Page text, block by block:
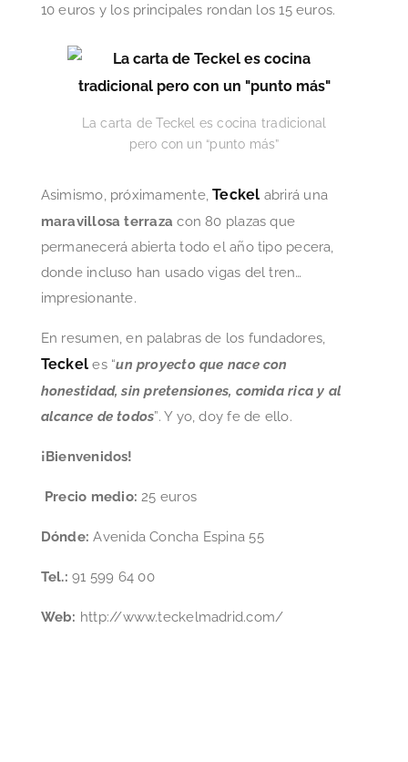
10 euros y los principales rondan los 15 euros.
La carta de Teckel es cocina tradicional
pero con un “punto más”
Asimismo, próximamente,Teckel abrirá una
maravillosa terraza con 80 plazas que
permanecerá abierta todo el año tipo pecera,
donde incluso han usado vigas del tren…
impresionante.
En resumen, en palabras de los fundadores,
Teckel es “un proyecto que nace con
honestidad, sin pretensiones, comida rica y al
alcance de todos”. Y yo, doy fe de ello.
¡Bienvenidos!
Precio medio:25 euros
Dónde: Avenida Concha Espina 55
Tel.: 91 599 64 00
Web: http://www.teckelmadrid.com/